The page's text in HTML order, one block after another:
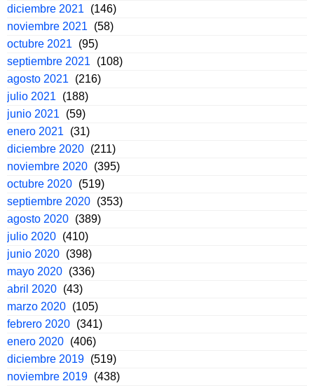
diciembre 2021
(146)
noviembre 2021
(58)
octubre 2021
(95)
septiembre 2021
(108)
agosto 2021
(216)
julio 2021
(188)
junio 2021
(59)
enero 2021
(31)
diciembre 2020 (211)
noviembre 2020 (395)
octubre 2020 (519)
septiembre 2020 (353)
agosto 2020 (389)
julio 2020 (410)
junio 2020 (398)
mayo 2020 (336)
abril 2020 (43)
marzo 2020 (105)
febrero 2020 (341)
enero 2020 (406)
diciembre 2019 (519)
noviembre 2019 (438)